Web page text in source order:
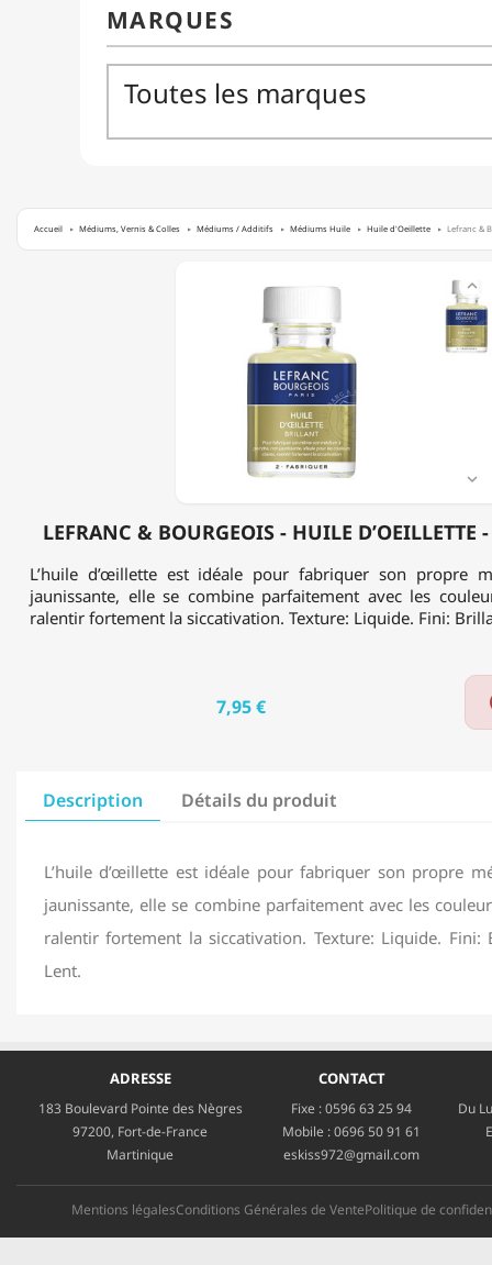
Accueil Médiums, Vernis & Colles Médiums / Additifs Médiums Huile Huile d'Oeillette Lefranc &
LEFRANC & BOURGEOIS - HUILE


L’huile d’œillette est idéale pour fabriquer son propre
jaunissante, elle se combine parfaitement avec les
ralentir fortement la siccativation. Texture: Liquide. Fini:
7,95 €
Description Détails du produit
L’huile d’œillette est idéale pour fabriquer son propre
jaunissante, elle se combine parfaitement avec les
ralentir fortement la siccativation. Texture: Liquide. Fini:
Lent.
ADRESSE
183 Boulevard Pointe des Nègres
97200, Fort-de-France
Martinique
CONTACT
Fixe :0596 63 25 94
Mobile :0696 50 91 61
eskiss972@gmail.com
Du
Mentions légalesConditions Générales de VentePolitique de